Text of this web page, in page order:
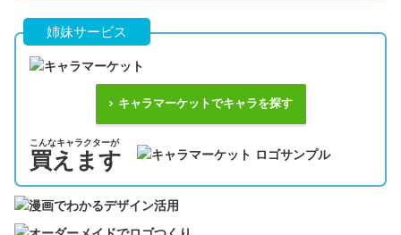
姉妹サービス
キャラマーケットでキャラを探す
こんなキャラクターが
買えます